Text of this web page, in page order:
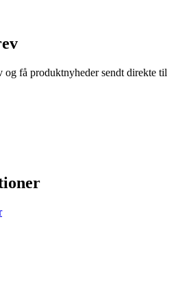
og få produktnyheder sendt direkte til